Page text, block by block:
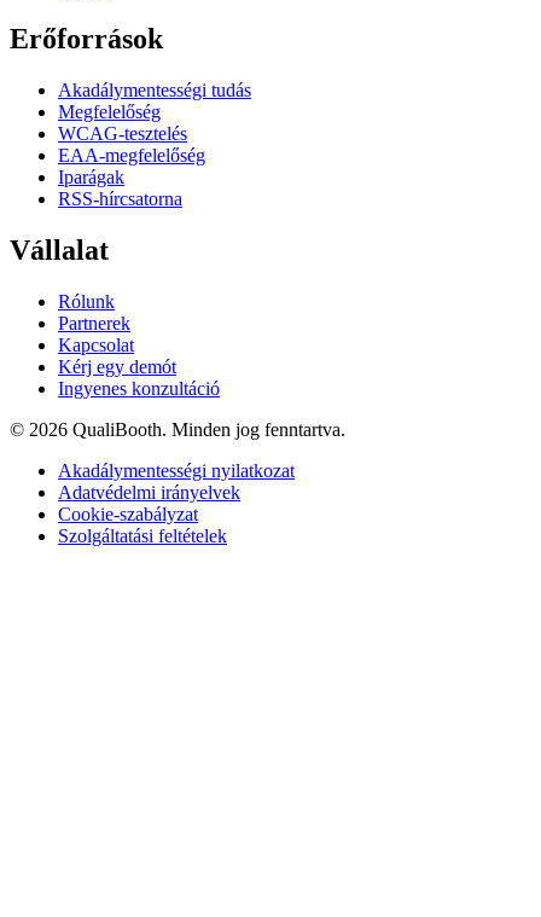
Erőforrások
Akadálymentességi tudás
Megfelelőség
WCAG-tesztelés
EAA-megfelelőség
Iparágak
RSS-hírcsatorna
Vállalat
Rólunk
Partnerek
Kapcsolat
Kérj egy demót
Ingyenes konzultáció
© 2026 QualiBooth. Minden jog fenntartva.
Akadálymentességi nyilatkozat
Adatvédelmi irányelvek
Cookie-szabályzat
Szolgáltatási feltételek